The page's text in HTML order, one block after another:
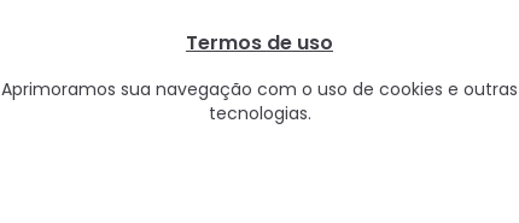
Termos de uso
Aprimoramos sua navegação com o uso de cookies e outras
tecnologias.